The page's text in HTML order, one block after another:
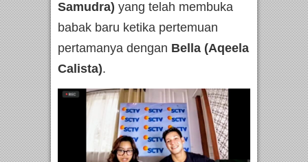
Samudra) yang telah membuka
babak baru ketika pertemuan
pertamanya dengan Bella (Aqeela
Calista).